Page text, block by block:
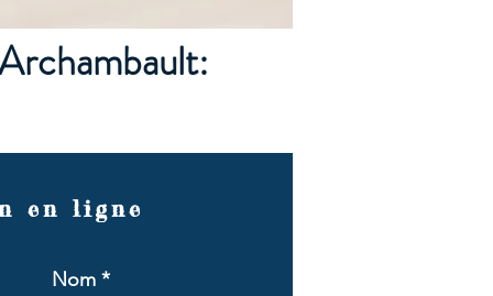
en ligne
Nom